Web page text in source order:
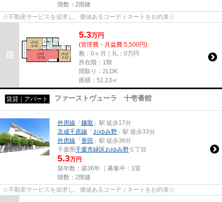
階数：2階建
☆不動産サービスを追求し、価値あるコーディネートをお約束☆
5.3万円
(管理費・共益費 5,500円)
敷：0ヶ月｜礼：0万円
所在階：1階
間取り：2LDK
面積：51.13㎡
賃貸｜アパート ファーストヴューラ 十壱番館
外房線 「 鎌取 」駅 徒歩17分
京成千原線 「 おゆみ野 」駅 徒歩33分
外房線 「 誉田 」駅 徒歩36分
千葉県千葉市緑区おゆみ野 ５丁目
5.3万円
築年数：築36年 ｜募集中： 1室
階数：2階建
☆不動産サービスを追求し、価値あるコーディネートをお約束☆